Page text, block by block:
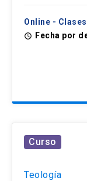
Online -
access_time Fecha por
Curso
Teología